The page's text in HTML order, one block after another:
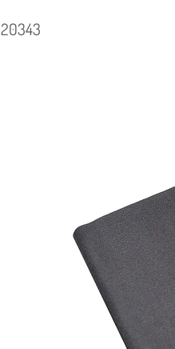
20343